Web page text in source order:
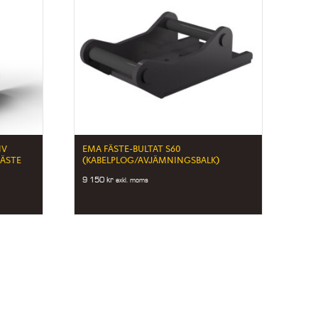
EMA FÄSTE-BULTAT S60
(KABELPLOG/AVJÄMNINGSBALK)
9 150kr exkl. moms